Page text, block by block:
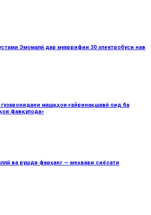
Эмомалӣ дар муаррифии 30 электробуси нав
гузаронидани машқҳои ғайринақшавӣ оид ба
фавқулода»
ва рушди фарҳанг — меҳвари сиёсати